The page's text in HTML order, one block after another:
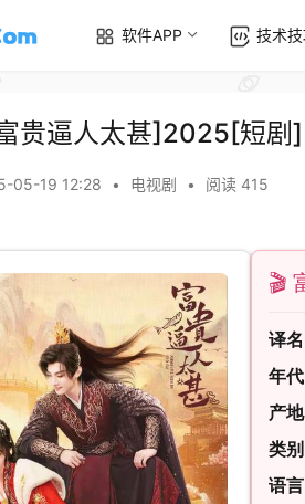
软件APP 技术
贵逼人太甚]2025[短剧
05-19 12:28 • 电视剧 • 阅读 415
🎬
译名
年代
产地
类别
语言